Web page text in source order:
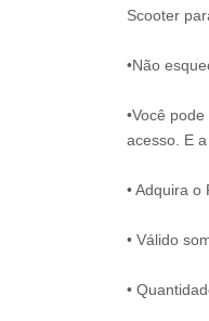
Scooter
•Não
•Você
acesso. E
• Adquira
• Válido
•